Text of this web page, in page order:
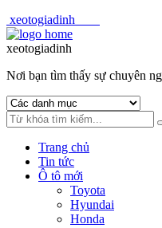
xeotogiadinh
Skip
to
Skip
to
xeotogiadinh
Nơi bạn tìm thấy sự chuyên
Trang chủ
Tin tức
Ô tô mới
Toyota
Hyundai
Honda